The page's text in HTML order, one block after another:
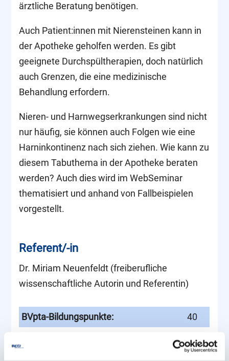
ärztliche Beratung benötigen.
Auch Patient:innen mit Nierensteinen kann in
der Apotheke geholfen werden. Es gibt
geeignete Durchspültherapien, doch natürlich
auch Grenzen, die eine medizinische
Behandlung erfordern.
Nieren- und Harnwegserkrankungen sind nicht
nur häufig, sie können auch Folgen wie eine
Harninkontinenz nach sich ziehen. Wie kann zu
diesem Tabuthema in der Apotheke beraten
werden? Auch dies wird im WebSeminar
thematisiert und anhand von Fallbeispielen
vorgestellt.
Referent/-in
Dr. Miriam Neuenfeldt (freiberufliche
wissenschaftliche Autorin und Referentin)
BVpta-Bildungspunkte: 40
Preis